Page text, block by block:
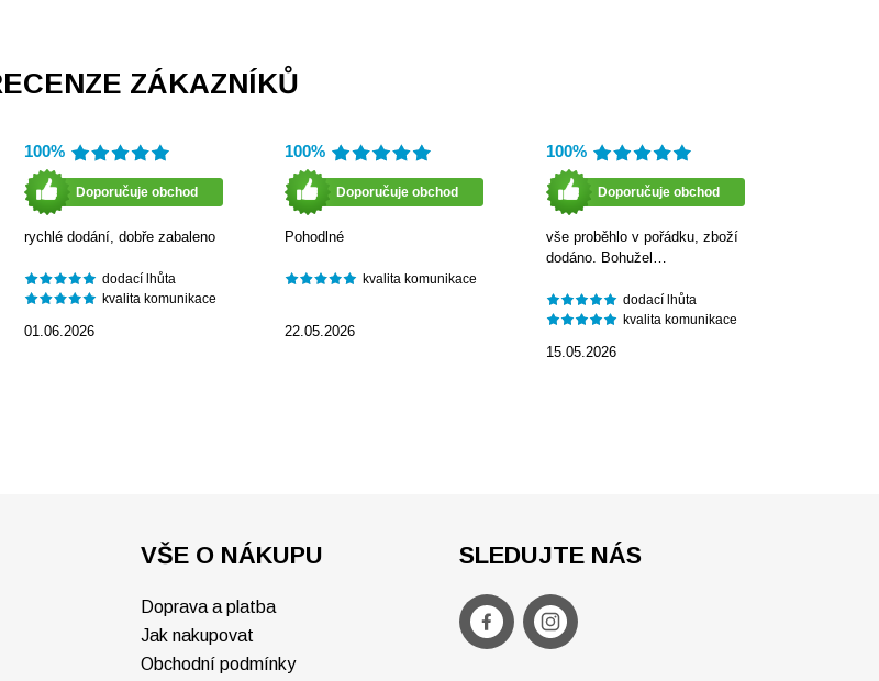
ZÁKAZNÍKŮ
100%
Doporučuje obchod
rychlé dodání, dobře zabaleno
dodací lhůta
kvalita komunikace
01.06.2026
100%
Doporučuje obchod
Pohodlné
kvalita komunikace
22.05.2026
100%
Doporučuje obchod
vše proběhlo v pořádku, zboží
dodáno. Bohužel…
dodací lhůta
kvalita komunikace
15.05.2026
VŠE O NÁKUPU
Doprava a platba
Jak nakupovat
Obchodní podmínky
SLEDUJTE NÁS